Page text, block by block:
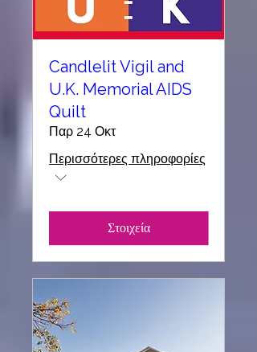
Candlelit Vigil and
U.K. Memorial AIDS
Quilt
Παρ 24 Οκτ
Περισσότερες πληροφορίες
Στοιχεία